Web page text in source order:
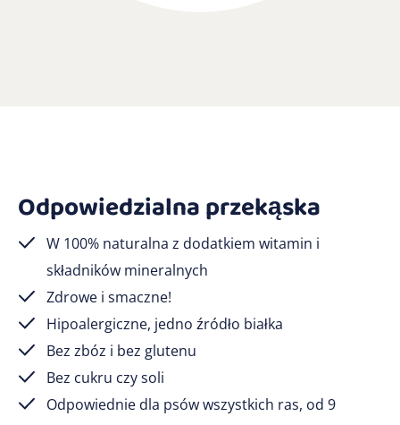
Odpowiedzialna przekąska
W 100% naturalna z dodatkiem witamin i
składników mineralnych
Zdrowe i smaczne!
Hipoalergiczne, jedno źródło białka
Bez zbóz i bez glutenu
Bez cukru czy soli
Odpowiednie dla psów wszystkich ras, od 9